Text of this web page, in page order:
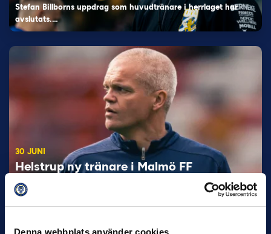
Denna webbplats använder cookies
Stefan Billborns uppdrag som huvudtränare i herrlaget har
avslutats.…
30 JUNI
Helstrup ny tränare i Malmö FF
Inleder mot…